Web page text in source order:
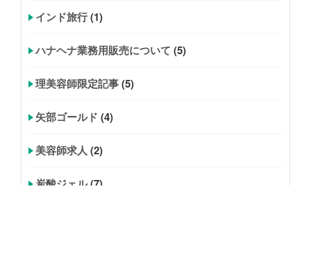
インド旅行(1)
ハナヘナ業務用販売について (5)
理美容師限定記事(5)
矢部ゴールド (4)
美容師求人 (2)
炭酸ジェル(7)